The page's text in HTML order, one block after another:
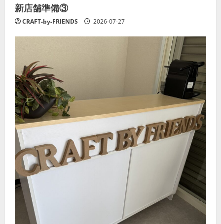
新店舗準備③
CRAFT-by-FRIENDS 2026-07-27